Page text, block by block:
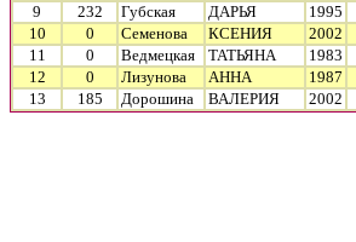
9
232 Губская ДАРЬЯ 1995
10
0 Семенова КСЕНИЯ 2002
11
0 Ведмецкая ТАТЬЯНА 1983
12
0 Лизунова АННА 1987
13
185 Дорошина ВАЛЕРИЯ 2002